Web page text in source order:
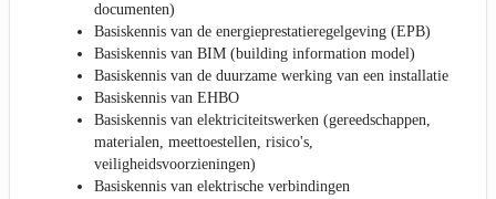
documenten)
Basiskennis van de energieprestatieregelgeving (EPB)
Basiskennis van BIM (building information model)
Basiskennis van de duurzame werking van een installatie
Basiskennis van EHBO
Basiskennis van elektriciteitswerken (gereedschappen,
materialen, meettoestellen, risico's,
veiligheidsvoorzieningen)
Basiskennis van elektrische verbindingen